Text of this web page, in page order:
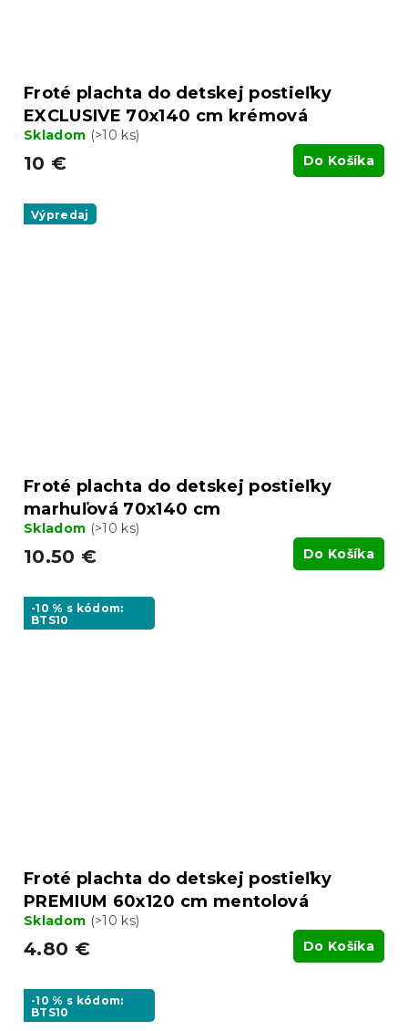
Froté plachta do detskej postieľky
EXCLUSIVE 70x140 cm krémová
Skladom (>10 ks)
10 € Do Košíka
Výpredaj
Froté plachta do detskej postieľky
marhuľová 70x140 cm
Skladom (>10 ks)
10.50 € Do Košíka
-10 % s kódom:
BTS10
Froté plachta do detskej postieľky
PREMIUM 60x120 cm mentolová
Skladom (>10 ks)
4.80 € Do Košíka
-10 % s kódom:
BTS10